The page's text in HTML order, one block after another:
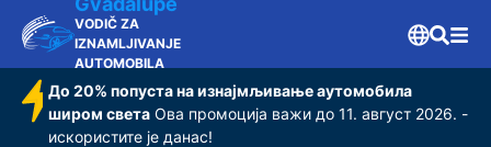
VODIČ ZA
IZNAMLJIVANJE
AUTOMOBILA
До 20% попуста на изнајмљивање аутомобила
широм света Ова промоција важи до 11. август 2026. -
искористите је данас!